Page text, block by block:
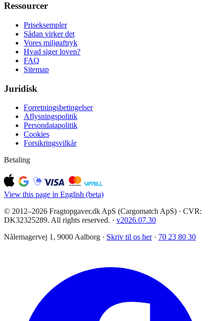
Ressourcer
Priseksempler
Sådan virker det
Vores miljøaftryk
Hvad siger loven?
FAQ
Sitemap
Juridisk
Forretningsbetingelser
Aflysningspolitik
Persondatapolitik
Cookies
Forsikringsvilkår
Betaling
View this page in English (beta)
© 2012–2026 Fragtopgaver.dk ApS (Cargomatch ApS) · CVR:
DK32325289. All rights reserved. · v2026.07.30
Nålemagervej 1, 9000 Aalborg · Skriv til os her · 70 23 80 30